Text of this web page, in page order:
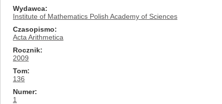
Wydawca
Institute of Mathematics Polish Academy of Sciences
Czasopismo
Acta Arithmetica
Rocznik
2009
Tom
136
Numer
1